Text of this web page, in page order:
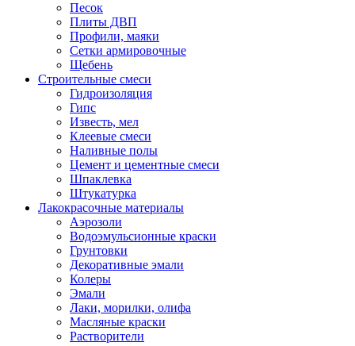
Песок
Плиты ДВП
Профили, маяки
Сетки армировочные
Щебень
Строительные смеси
Гидроизоляция
Гипс
Известь, мел
Клеевые смеси
Наливные полы
Цемент и цементные смеси
Шпаклевка
Штукатурка
Лакокрасочные материалы
Аэрозоли
Водоэмульсионные краски
Грунтовки
Декоративные эмали
Колеры
Эмали
Лаки, морилки, олифа
Масляные краски
Растворители